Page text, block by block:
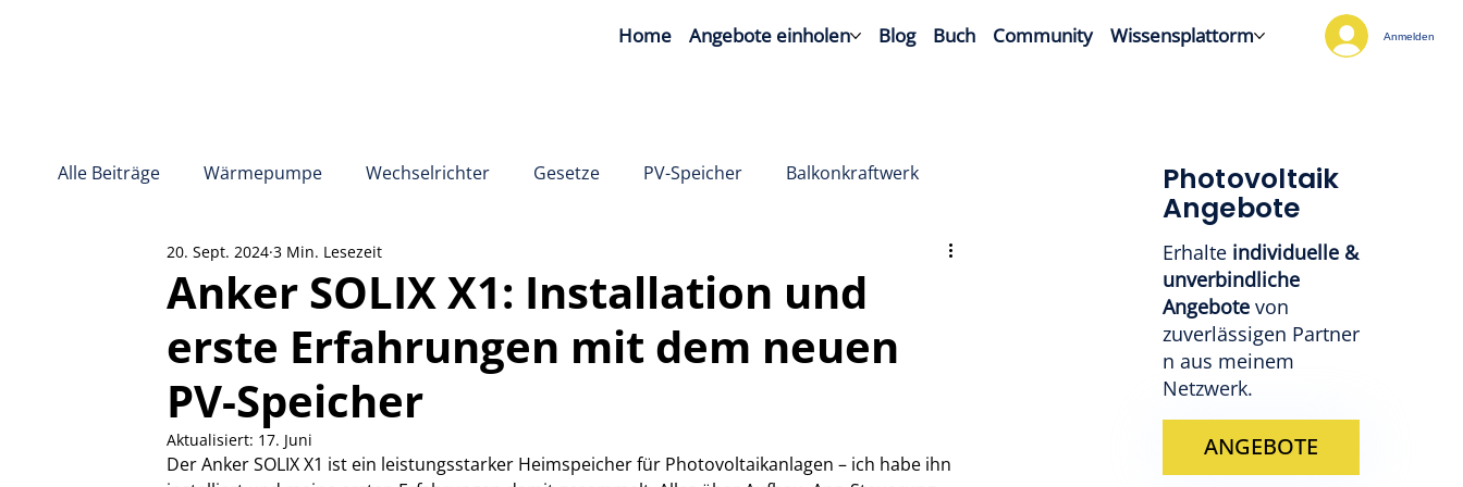
Home Angebote einholen Blog Buch Community Wissensplattorm Anmelden
Alle Beiträge Wärmepumpe Wechselrichter Gesetze PV-Speicher Balkonkraftwerk
Energiemanagement Stromkosten
Anker SOLIX X1: Installation und
erste Erfahrungen mit dem neuen
PV-Speicher
20. Sept. 2024 3 Min. Lesezeit
Aktualisiert: 17. Juni
Der Anker SOLIX X1 ist ein leistungsstarker Heimspeicher für Photovoltaikanlagen – ich habe ihn
Photovoltaik
Angebote
Erhalte individuelle &
unverbindliche
Angebotevon
zuverlässigen Partner
n aus meinem
Netzwerk.
ANGEBOTE